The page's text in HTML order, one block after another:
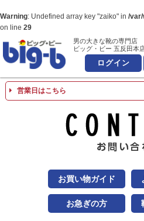
Warning: Undefined array key "zaiko" in /
on line 29
男の
男の大きな靴の専門店
ビッグ・ビー 五反田本
ログイン
営業日はこちら
お買い物ガイド
お急ぎの方